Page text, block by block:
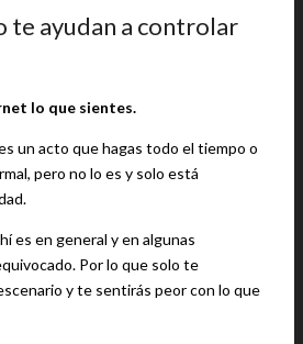
te ayudan a controlar
lo que sientes.
un acto que hagas todo el tiempo o
pero no lo es y solo está
es en general y en algunas
Por lo que solo te
y te sentirás peor con lo que